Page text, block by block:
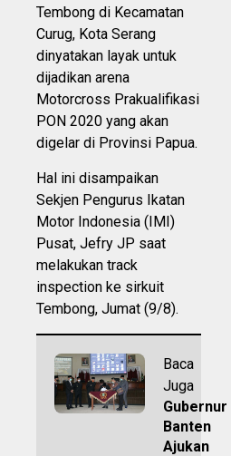
Tembong di Kecamatan
Curug, Kota Serang
dinyatakan layak untuk
dijadikan arena
Motorcross Prakualifikasi
PON 2020 yang akan
digelar di Provinsi Papua.
Hal ini disampaikan
Sekjen Pengurus Ikatan
Motor Indonesia (IMI)
Pusat, Jefry JP saat
melakukan track
inspection ke sirkuit
Tembong, Jumat (9/8).
Baca
Juga
Gubernur
Banten
Ajukan